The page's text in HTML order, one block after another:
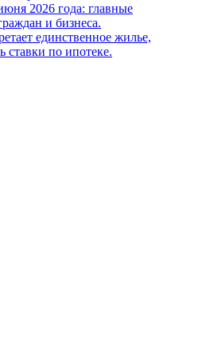
2026 года: главные
и бизнеса.
единственное жилье,
ставки по ипотеке.